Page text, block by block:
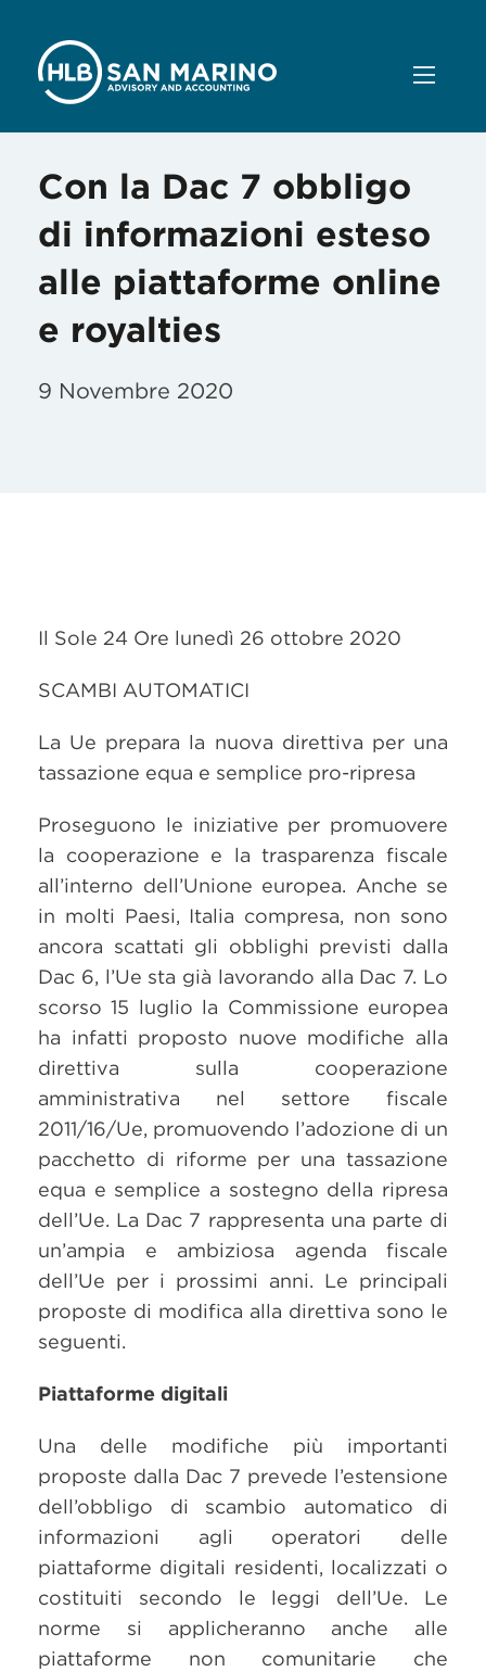
Con la Dac 7 obbligo
di informazioni esteso
alle piattaforme online
e royalties
9 Novembre 2020
Il Sole 24 Ore lunedì 26 ottobre 2020
SCAMBI AUTOMATICI
La Ue prepara la nuova direttiva per una
tassazione equa e semplice pro-ripresa
Proseguono le iniziative per promuovere
la cooperazione e la trasparenza fiscale
all’interno dell’Unione europea. Anche se
in molti Paesi, Italia compresa, non sono
ancora scattati gli obblighi previsti dalla
Dac 6, l’Ue sta già lavorando alla Dac 7. Lo
scorso 15 luglio la Commissione europea
ha infatti proposto nuove modifiche alla
direttiva sulla cooperazione
amministrativa nel settore fiscale
2011/16/Ue, promuovendo l’adozione di un
pacchetto di riforme per una tassazione
equa e semplice a sostegno della ripresa
dell’Ue. La Dac 7 rappresenta una parte di
un’ampia e ambiziosa agenda fiscale
dell’Ue per i prossimi anni. Le principali
proposte di modifica alla direttiva sono le
seguenti.
Piattaforme digitali
Una delle modifiche più importanti
proposte dalla Dac 7 prevede l’estensione
dell’obbligo di scambio automatico di
informazioni agli operatori delle
piattaforme digitali residenti, localizzati o
costituiti secondo le leggi dell’Ue. Le
norme si applicheranno anche alle
piattaforme non comunitarie che